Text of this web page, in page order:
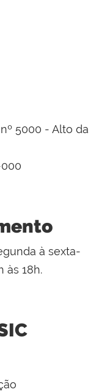
5000 - Alto da
à sexta-
às 18h.